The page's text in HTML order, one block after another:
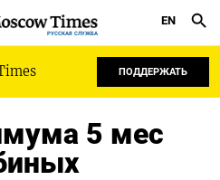
РУССКАЯ СЛУЖБА
EN
ПОДДЕРЖАТЬ
5 мес